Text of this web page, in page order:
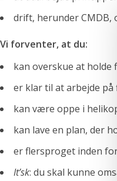
drift, herunder CMDB,
Vi forventer, at du:
kan overskue at holde
er klar til at arbejde
kan være oppe i
kan lave en plan, der
er flersproget inden
It’sk: du skal kunne
German-speaking IT Supporter
Senior Network Engineer til
Software Engineer/Architect
System Specialist til Sensio
Senior Network Engineer til
Software Engineer/Architect